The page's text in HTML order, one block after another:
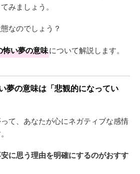
みましょう。
なのでしょう？
怖い夢の意味について解説します。
夢の意味は「悲観的になってい
て、あなたが心にネガティブな感情
に思う理由を明確にするのがおすす